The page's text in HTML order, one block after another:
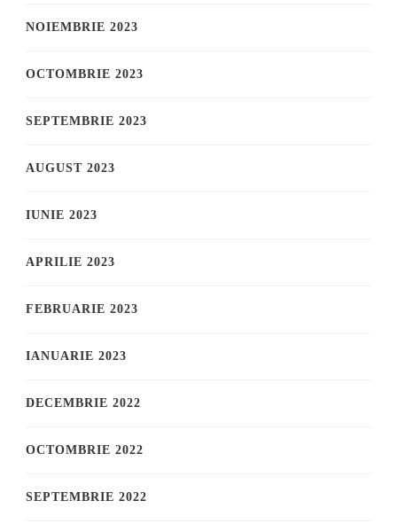
NOIEMBRIE 2023
OCTOMBRIE 2023
SEPTEMBRIE 2023
AUGUST 2023
IUNIE 2023
APRILIE 2023
FEBRUARIE 2023
IANUARIE 2023
DECEMBRIE 2022
OCTOMBRIE 2022
SEPTEMBRIE 2022